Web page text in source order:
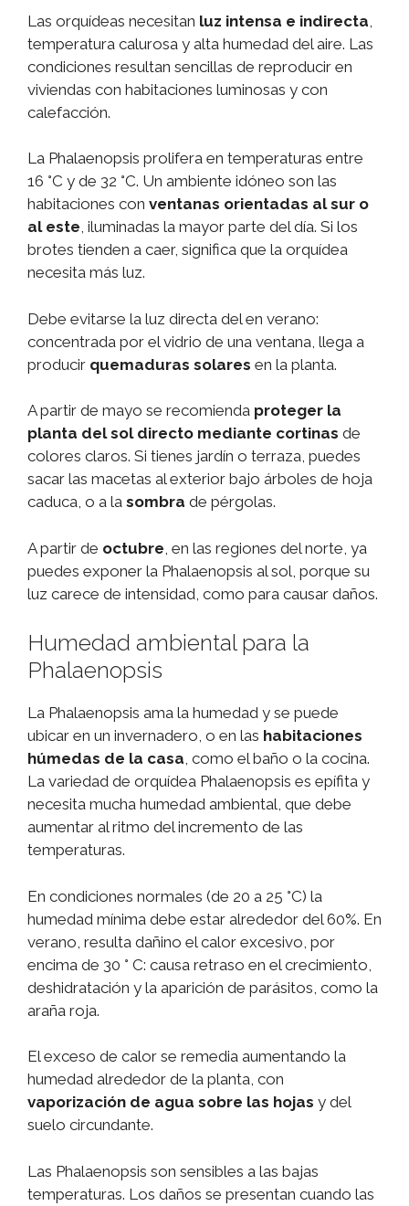
Las orquídeas necesitan luz intensa e indirecta
temperatura calurosa y alta humedad del aire. Las
condiciones resultan sencillas de reproducir en
viviendas con habitaciones luminosas y con
calefacción.
La Phalaenopsis prolifera en temperaturas entre
16 °C y de 32 °C. Un ambiente idóneo son las
habitaciones con ventanas orientadas al sur o
al este, iluminadas la mayor parte del día. Si los
brotes tienden a caer, significa que la orquídea
necesita más luz.
Debe evitarse la luz directa del en verano:
concentrada por el vidrio de una ventana, llega a
producir quemaduras solares en la planta.
A partir de mayo se recomienda proteger la
planta del sol directo mediante cortinas de
colores claros. Si tienes jardín o terraza, puedes
sacar las macetas al exterior bajo árboles de hoja
caduca, o a la sombra de pérgolas.
A partir de octubre , en las regiones del norte, ya
puedes exponer la Phalaenopsis al sol, porque su
luz carece de intensidad, como para causar daños.
Humedad ambiental para la
Phalaenopsis
La Phalaenopsis ama la humedad y se puede
ubicar en un invernadero, o en las habitaciones
húmedas de la casa, como el baño o la cocina.
La variedad de orquídea Phalaenopsis es epífita y
necesita mucha humedad ambiental, que debe
aumentar al ritmo del incremento de las
temperaturas.
En condiciones normales (de 20 a 25 °C) la
humedad mínima debe estar alrededor del 60%. En
verano, resulta dañino el calor excesivo, por
encima de 30 ° C: causa retraso en el crecimiento,
deshidratación y la aparición de parásitos, como la
araña roja.
El exceso de calor se remedia aumentando la
humedad alrededor de la planta, con
vaporización de agua sobre las hojas y del
suelo circundante.
Las Phalaenopsis son sensibles a las bajas
temperaturas. Los daños se presentan cuando las